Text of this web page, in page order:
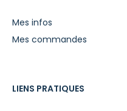
Mes infos
Mes commandes
LIENS PRATIQUES